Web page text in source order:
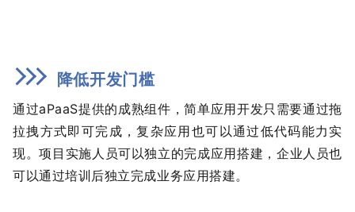
降低开发门槛
通过aPaaS提供的成熟组件，简单应用开发只需要通过拖
拉拽方式即可完成，复杂应用也可以通过低代码能力实
现。项目实施人员可以独立的完成应用搭建，企业人员也
可以通过培训后独立完成业务应用搭建。